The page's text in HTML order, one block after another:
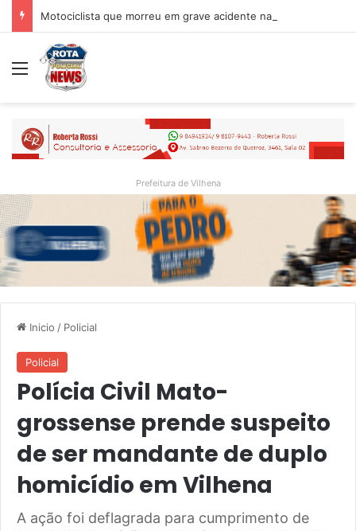
Menu
Prefeitura de Vilhena
Inicio / Policial
Policial
Polícia Civil Mato-
grossense prende suspeito
de ser mandante de duplo
homicídio em Vilhena
A ação foi deflagrada para cumprimento de